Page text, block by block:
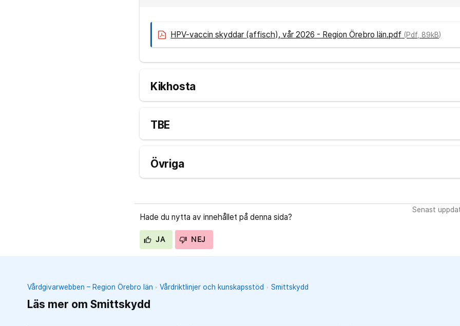
HPV-vaccin skyddar (affisch), vår 2026 - Region Örebro län.pdf (Pdf, 89kB)
Kikhosta
TBE
Övriga
Hade du nytta av innehållet på denna sida?
JA NEJ
Senast
Vårdgivarwebben – Region Örebro län Vårdriktlinjer och kunskapsstöd Smittskydd
Läs mer om Smittskydd